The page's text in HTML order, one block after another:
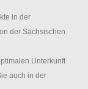
in der
der Sächsischen
Unterkunft
auch in der